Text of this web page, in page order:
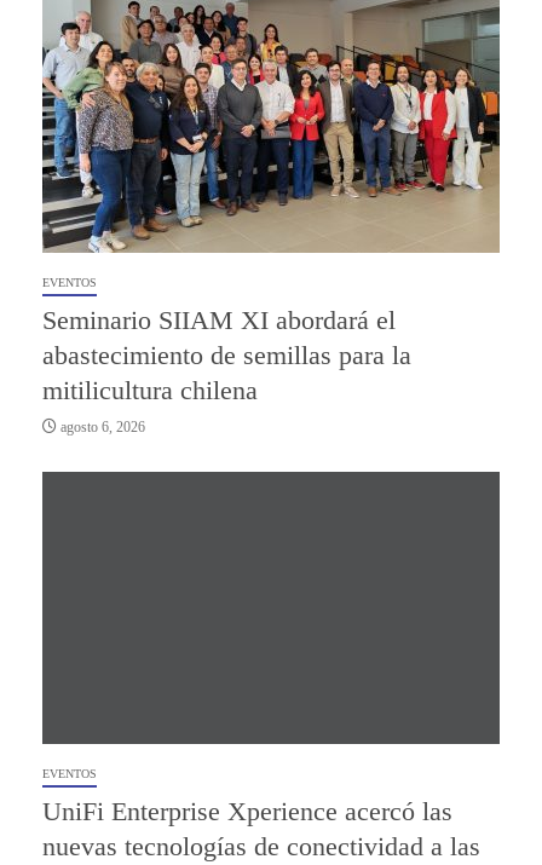
EVENTOS
Seminario SIIAM XI abordará el
abastecimiento de semillas para la
mitilicultura chilena
agosto 6, 2026
EVENTOS
UniFi Enterprise Xperience acercó las
nuevas tecnologías de conectividad a las